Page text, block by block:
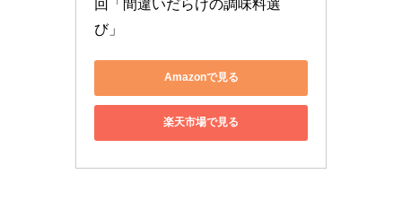
回「間違いだらけの調味料選
び」
Amazonで見る
楽天市場で見る